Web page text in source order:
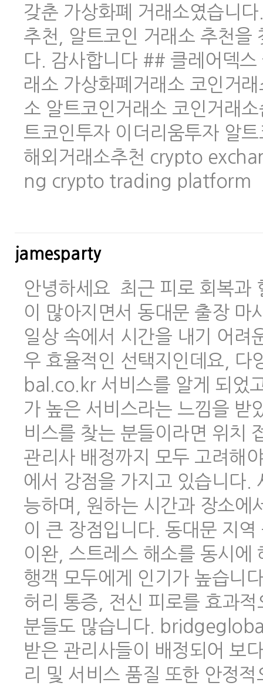
갖춘 가상화폐 거래소였습니
추천, 알트코인 거래소 추천을
다. 감사합니다 ## 클레어덱
래소 가상화폐거래소 코인거
소 알트코인거래소 코인거래
트코인투자 이더리움투자 알
해외거래소추천 crypto
ng crypto trading platform
jamesparty
안녕하세요 최근 피로 회복과
이 많아지면서 동대문 출장 마
일상 속에서 시간을 내기 어려
우 효율적인 선택지인데요,
bal.co.kr 서비스를 알게 되었
가 높은 서비스라는 느낌을 받
비스를 찾는 분들이라면 위치
관리사 배정까지 모두 고려해
에서 강점을 가지고 있습니다.
능하며, 원하는 시간과 장소에
이 큰 장점입니다. 동대문 지
이완, 스트레스 해소를 동시에
행객 모두에게 인기가 높습니
허리 통증, 전신 피로를 효과
분들도 많습니다.
받은 관리사들이 배정되어 보
리 및 서비스 품질 또한 안정